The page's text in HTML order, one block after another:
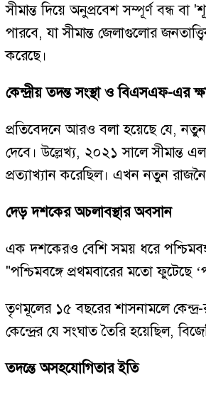
সীমান্ত দিয়ে অনুপ্রবেশ সম্পূর্ণ বন্ধ
পারবে, যা সীমান্ত জেলাগুলোর
করেছে।
কেন্দ্রীয় তদন্ত সংস্থা ও বিএসএফ-এর
প্রতিবেদনে আরও বলা হয়েছে যে,
দেবে। উল্লেখ্য, ২০২১ সালে সীমান্ত
প্রত্যাখ্যান করেছিল। এখন নতুন
দেড় দশকের অচলাবস্থার অবসান
এক দশকেরও বেশি সময় ধরে পশ্চিমবঙ্গ
"পশ্চিমবঙ্গে প্রথমবারের মতো ফুটেছে
তৃণমূলের ১৫ বছরের শাসনামলে
কেন্দ্রের যে সংঘাত তৈরি হয়েছিল,
তদন্তে অসহযোগিতার ইতি